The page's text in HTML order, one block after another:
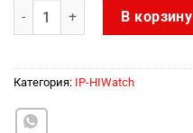
Количество товара HF-AIM1
В корзину
Категория: IP-HIWatch